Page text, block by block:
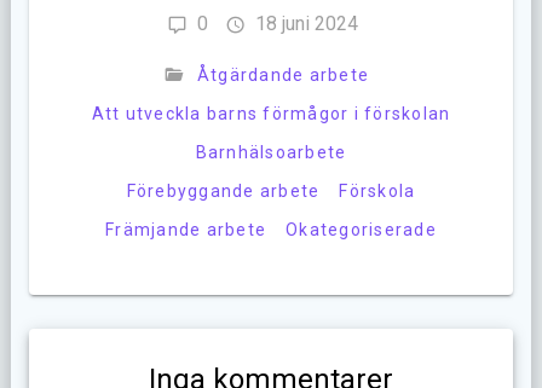
0 18 juni 2024
Åtgärdande arbete
Att utveckla barns förmågor i förskolan
Barnhälsoarbete
Förebyggande arbete
Förskola
Främjande arbete
Okategoriserade
Inga kommentarer